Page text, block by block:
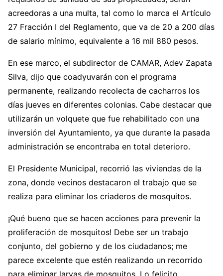
acreedoras a una multa, tal como lo marca el Artículo
27 Fracción I del Reglamento, que va de 20 a 200 días
de salario mínimo, equivalente a 16 mil 880 pesos.
En ese marco, el subdirector de CAMAR, Adev Zapata
Silva, dijo que coadyuvarán con el programa
permanente, realizando recolecta de cacharros los
días jueves en diferentes colonias. Cabe destacar que
utilizarán un volquete que fue rehabilitado con una
inversión del Ayuntamiento, ya que durante la pasada
administración se encontraba en total deterioro.
El Presidente Municipal, recorrió las viviendas de la
zona, donde vecinos destacaron el trabajo que se
realiza para eliminar los criaderos de mosquitos.
¡Qué bueno que se hacen acciones para prevenir la
proliferación de mosquitos! Debe ser un trabajo
conjunto, del gobierno y de los ciudadanos; me
parece excelente que estén realizando un recorrido